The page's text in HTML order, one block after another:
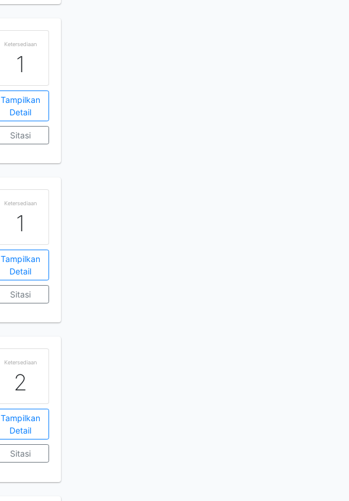
Ketersediaan
1
Tampilkan
Detail
Sitasi
Ketersediaan
1
Tampilkan
Detail
Sitasi
Ketersediaan
2
Tampilkan
Detail
Sitasi